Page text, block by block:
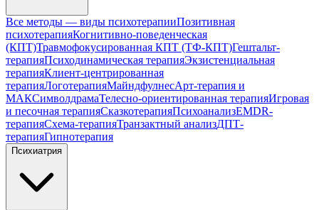
Все методы — виды психотерапииПозитивная
психотерапияКогнитивно-поведенческая
(КПТ)Травмофокусированная КПТ (ТФ-КПТ)Гештальт-
терапияПсиходинамическая терапияЭкзистенциальная
терапияКлиент-центрированная
терапияЛоготерапияМайндфулнесАрт-терапия и
МАКСимволдрамаТелесно-ориентированная терапияИгровая
и песочная терапияСказкотерапияПсихоанализEMDR-
терапияСхема-терапияТранзактный анализДПТ-
терапияГипнотерапия
Психиатрия